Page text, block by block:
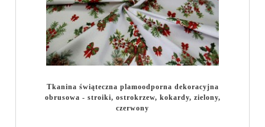
Tkanina świąteczna plamoodporna dekoracyjna
obrusowa - stroiki, ostrokrzew, kokardy, zielony,
czerwony